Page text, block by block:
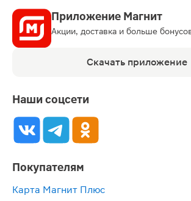
Приложение Магнит
Акции, доставка и больше
Скачать приложение
Наши соцсети
Покупателям
Карта Магнит Плюс